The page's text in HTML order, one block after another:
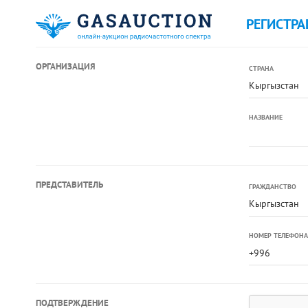
ОРГАНИЗАЦИЯ СТРАНА
Кыргызстан
НАЗВАНИЕ
ПРЕДСТАВИТЕЛЬ ГРАЖДАНСТВО
Кыргызстан
НОМЕР ТЕЛЕФОНА
ПОДТВЕРЖДЕНИЕ